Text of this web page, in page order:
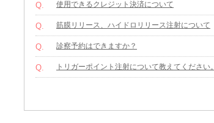
Q. 使用できるクレジット決済について
Q. 筋膜リリース、ハイドロリリース注射について
Q. 診察予約はできますか？
Q. トリガーポイント注射について教えてください。